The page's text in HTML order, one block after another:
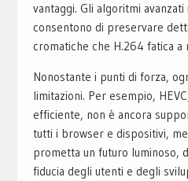
vantaggi. Gli algoritmi
consentono di preservare
cromatiche che H.264 fatica a
Nonostante i punti di forza,
limitazioni. Per esempio,
efficiente, non è ancora
tutti i browser e dispositivi,
prometta un futuro luminoso,
fiducia degli utenti e degli